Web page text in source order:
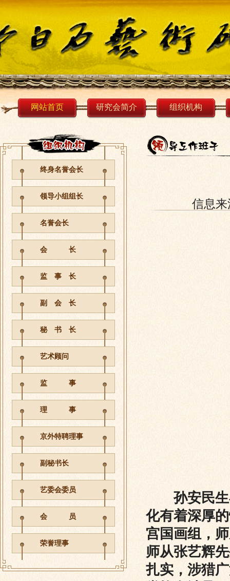
网站首页 研究会简介 组织机构
终身名誉会长
领导小组组长
名誉会长
会 长
监 事 长
副 会 长
秘 书 长
艺术顾问
监 事
理 事
京外特聘理事
副秘书长
艺委会委员
会 员
荣誉理事
信息
孙安民生
化有着深厚
宫国画组，
师从张艺辉
扎实，涉猎